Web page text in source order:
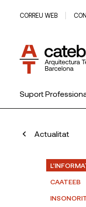
CORREU WEB
Suport
Actualitat
CAATEEB